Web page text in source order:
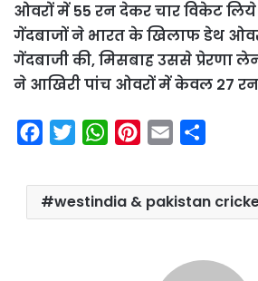
ओवरों में 55 रन देकर चार विकेट
गेंदबाजों ने भारत के खिलाफ डेथ
गेंदबाजी की, मिसबाह उससे प्रेरणा
ने आखिरी पांच ओवरों में केवल 27 रन
c
e
i
t
W
a
t
n
t
a
i
a
r
westindia & pakistan